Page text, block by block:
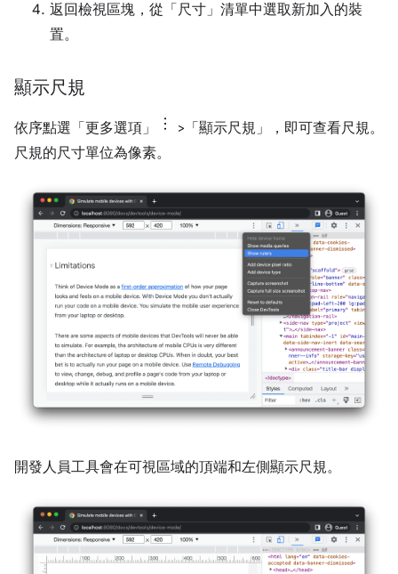
返回檢視區塊，從「尺寸」 清單中選取新加入的裝
置。
顯示尺規
依序點選「更多選項」 >「顯示尺規」
，即可查看尺規。
尺規的尺寸單位為像素。
開發人員工具會在可視區域的頂端和左側顯示尺規。